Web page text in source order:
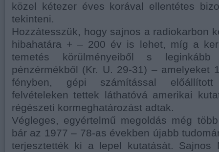
közel kétezer éves korával ellentétes
tekinteni.
Hozzátesszük, hogy sajnos a radiokarbon
hibahatára + – 200 év is lehet, míg a
temetés körülményeiből s
pénzérmékből (Kr. U. 29-31) – amelyeket
fényben, gépi számítással előállított
felvételeken tettek láthatóvá amerikai
régészeti kormeghatározást adtak.
Végleges, egyértelmű megoldás még
bár az 1977 – 78-as években újabb
terjesztették ki a lepel kutatását. Sajnos